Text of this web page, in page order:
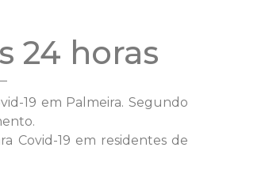
24 horas
19 em Palmeira. Segundo
Covid-19 em residentes de